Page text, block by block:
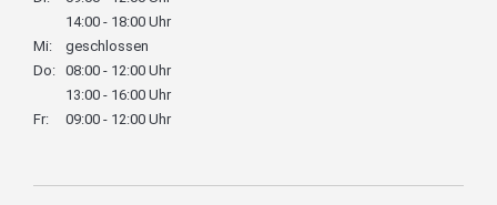
14:00 - 18:00 Uhr
Mi:
geschlossen
Do: 08:00 - 12:00 Uhr
13:00 - 16:00 Uhr
Fr:
09:00 - 12:00 Uhr